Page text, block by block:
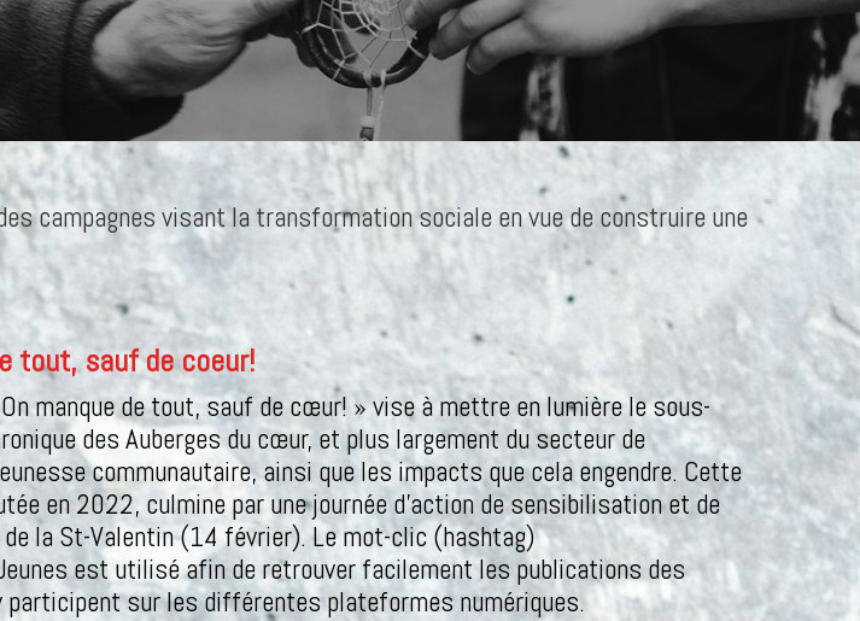
campagnes visant la transformation sociale en vue de construire une
tout, sauf de coeur!
manque de tout, sauf de cœur! » vise à mettre en lumière le sous-
des Auberges du cœur, et plus largement du secteur de
communautaire, ainsi que les impacts que cela engendre. Cette
en 2022, culmine par une journée d’action de sensibilisation et de
la St-Valentin (14 février). Le mot-clic (hashtag)
est utilisé afin de retrouver facilement les publications des
participent sur les différentes plateformes numériques.